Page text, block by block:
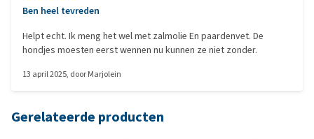
Ben heel tevreden
Helpt echt. Ik meng het wel met zalmolie En paardenvet. De
hondjes moesten eerst wennen nu kunnen ze niet zonder.
13 april 2025, doorMarjolein
Gerelateerde producten